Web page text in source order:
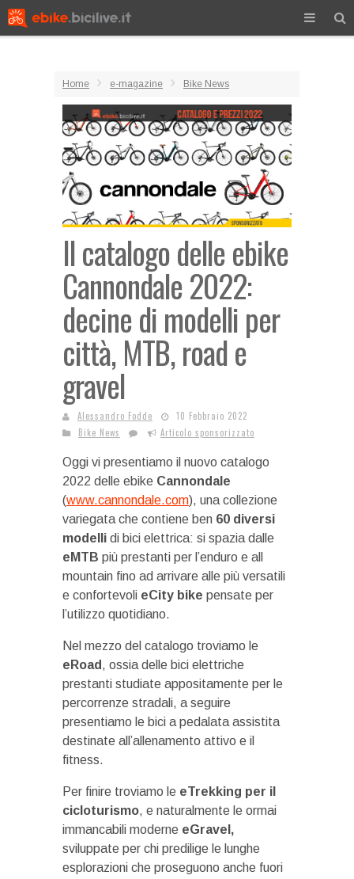
Home e-magazine Bike News
Il catalogo delle ebike
Cannondale 2022:
decine di modelli per
città, MTB, road e
gravel
Alessandro Fodde
10 Febbraio 2022
Bike News
Articolo sponsorizzato
Oggi vi presentiamo il nuovo catalogo
2022 delle ebike Cannondale
(www.cannondale.com), una collezione
variegata che contiene ben 60 diversi
modelli di bici elettrica: si spazia dalle
eMTB più prestanti per l’enduro e all
mountain fino ad arrivare alle più versatili
e confortevoli eCity bike pensate per
l’utilizzo quotidiano.
Nel mezzo del catalogo troviamo le
eRoad , ossia delle bici elettriche
prestanti studiate appositamente per le
percorrenze stradali, a seguire
presentiamo le bici a pedalata assistita
destinate all’allenamento attivo e il
fitness.
Per finire troviamo le eTrekking per il
cicloturismo, e naturalmente le ormai
immancabili moderne eGravel,
sviluppate per chi predilige le lunghe
esplorazioni che proseguono anche fuori